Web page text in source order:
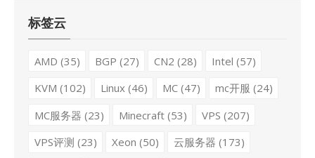
标签云
AMD (35) BGP (27) CN2 (28) Intel (57)
KVM (102) Linux(46) MC(47) mc开服 (24)
MC服务器 (23) Minecraft(53) VPS (207)
VPS评测 (23) Xeon (50) 云服务器 (173)